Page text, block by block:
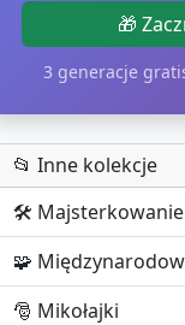
🎁
3 generacje
📂 Inne kolekcje
🛠️ Majsterkowanie
🧩
🎅 Mikołajki